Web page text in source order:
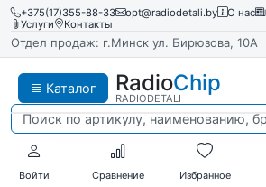
+375(17)355-88-33 opt@radiodetali.by О нас
Услуги
Контакты
Отдел продаж: г.Минск ул. Бирюзова, 10А
Каталог RadioChip
RADIODETALI
Войти Сравнение Избранное